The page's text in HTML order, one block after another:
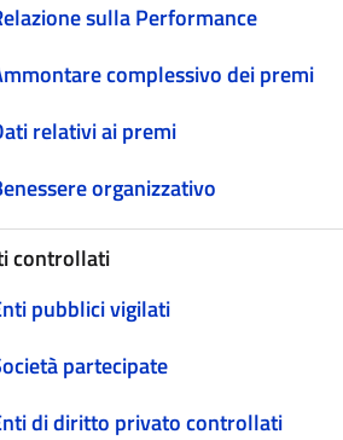
sulla Performance
complessivo dei premi
relativi ai premi
organizzativo
controllati
pubblici vigilati
partecipate
di diritto privato controllati